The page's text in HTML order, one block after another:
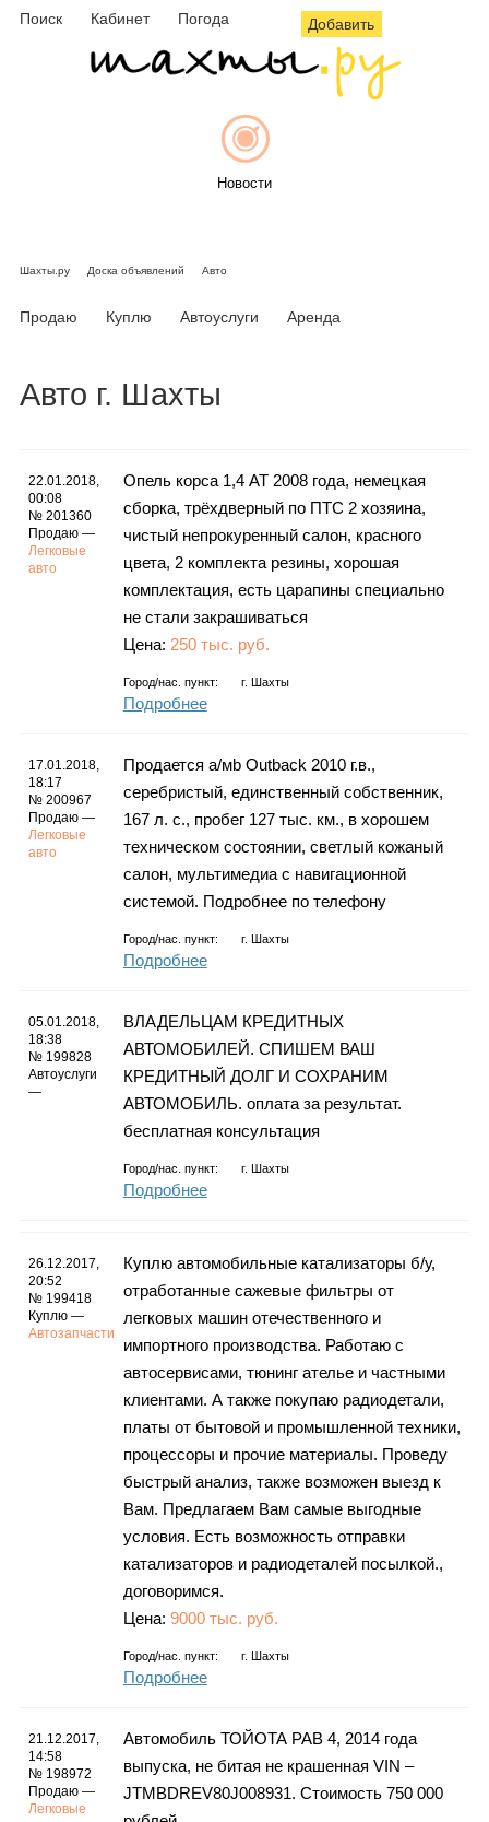
Поиск Кабинет Погода Добавить
Новости
Объявления
Инфо
Карты
Фотогалерея
Шахты.ру Доска объявлений Авто
Продаю Куплю Автоуслуги Аренда
Авто г. Шахты
22.01.2018,
00:08
№ 201360
Продаю —
Легковые
авто
Опель корса 1,4 АТ 2008 года, немецкая
сборка, трёхдверный по ПТС 2 хозяина,
чистый непрокуренный салон, красного
цвета, 2 комплекта резины, хорошая
комплектация, есть царапины специально
не стали закрашиваться
Цена: 250 тыс. руб.
Город/нас. пункт: г. Шахты
Подробнее
17.01.2018,
18:17
№ 200967
Продаю —
Легковые
авто
Продается а/мb Outback 2010 г.в.,
серебристый, единственный собственник,
167 л. с., пробег 127 тыс. км., в хорошем
техническом состоянии, светлый кожаный
салон, мультимедиа с навигационной
системой. Подробнее по телефону
Город/нас. пункт: г. Шахты
Подробнее
05.01.2018,
18:38
№ 199828
Автоуслуги
—
ВЛАДЕЛЬЦАМ КРЕДИТНЫХ
АВТОМОБИЛЕЙ. СПИШЕМ ВАШ
КРЕДИТНЫЙ ДОЛГ И СОХРАНИМ
АВТОМОБИЛЬ. оплата за результат.
бесплатная консультация
Город/нас. пункт: г. Шахты
Подробнее
26.12.2017,
20:52
№ 199418
Куплю —
Автозапчасти
Куплю автомобильные катализаторы б/у,
отработанные сажевые фильтры от
легковых машин отечественного и
импортного производства. Работаю с
автосервисами, тюнинг ателье и частными
клиентами. А также покупаю радиодетали,
платы от бытовой и промышленной техники,
процессоры и прочие материалы. Проведу
быстрый анализ, также возможен выезд к
Вам. Предлагаем Вам самые выгодные
условия. Есть возможность отправки
катализаторов и радиодеталей посылкой.,
договоримся.
Цена: 9000 тыс. руб.
Город/нас. пункт: г. Шахты
Подробнее
21.12.2017,
14:58
№ 198972
Продаю —
Легковые
Автомобиль ТОЙОТА РАВ 4, 2014 года
выпуска, не битая не крашенная VIN –
JTMBDREV80J008931. Стоимость 750 000